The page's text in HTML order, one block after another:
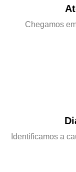
Chegamos
Identificamos a